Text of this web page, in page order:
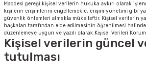
Maddesi gereği kişisel verilerin hukuka aykırı olarak
kişilerin erişimlerini engellemekle, erişim yönetimi gibi
güvenlik önlemleri almakla mükelleftir. Kişisel verilerin
başkaları tarafından elde edilmesinin öğrenilmesi
düzenlemeye uygun ve yazılı olarak Kişisel Verileri
Kişisel verilerin güncel
tutulması